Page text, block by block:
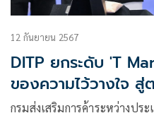
12 กันยายน 2567
DITP ยกระดับ 'T
ของความไว้วางใจ
ประเทศไทย
กรมส่งเสริมการค้าระหว่างป